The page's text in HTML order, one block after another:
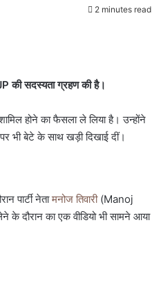
2 minutes read
की सदस्यता ग्रहण की है।
होने का फैसला ले लिया है। उन्होंने
भी बेटे के साथ खड़ी दिखाई दीं।
पार्टी नेतामनोज तिवारी (Manoj
दौरान का एक वीडियो भी सामने आया